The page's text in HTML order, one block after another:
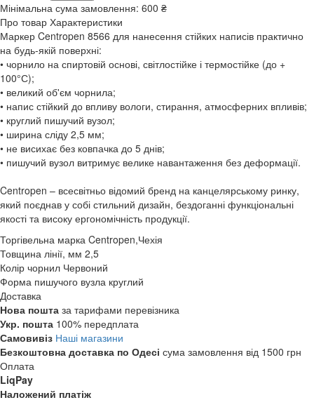
Мінімальна сума замовлення: 600 ₴
Про товар Характеристики
Маркер Centropen 8566 для нанесення стійких написів практично
на будь-якій поверхні:
• чорнило на спиртовій основі, світлостійке і термостійке (до +
100°С);
• великий об'єм чорнила;
• напис стійкий до впливу вологи, стирання, атмосферних впливів;
• круглий пишучий вузол;
• ширина сліду 2,5 мм;
• не висихає без ковпачка до 5 днів;
• пишучий вузол витримує велике навантаження без деформації.
Centropen – всесвітньо відомий бренд на канцелярському ринку,
який поєднав у собі стильний дизайн, бездоганні функціональні
якості та високу ергономічність продукції.
Торгівельна марка Centropen,Чехія
Товщина лінії, мм 2,5
Колір чорнил Червоний
Форма пишучого вузла круглий
Доставка
Нова пошта за тарифами перевізника
Укр. пошта 100% передплата
Самовивіз Наші магазини
Безкоштовна доставка по Одесі сума замовлення від 1500 грн
Оплата
LiqPay
Наложений платіж